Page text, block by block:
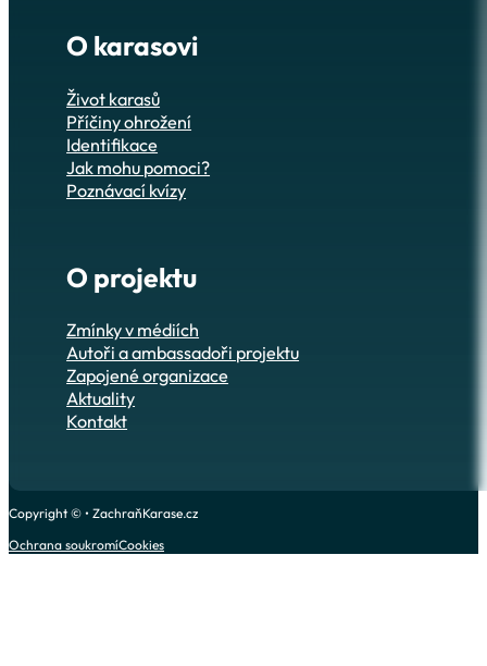
O karasovi
Život karasů
Příčiny ohrožení
Identifikace
Jak mohu pomoci?
Poznávací kvízy
O projektu
Zmínky v médiích
Autoři a ambassadoři projektu
Zapojené organizace
Aktuality
Kontakt
Copyright © • ZachraňKarase.cz
Ochrana soukromíCookies